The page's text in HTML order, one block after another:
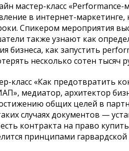
мастер-класс
в интернет-
Спикером мероприятия
также узнают как
бизнеса, как запустить
несколько сотен тысяч
класс «Как предотвратить
медиатор, архитектор
общих целей в
случаях документов —
контракта на право
принципами